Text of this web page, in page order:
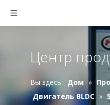
Центр
Вы здесь: Дом »
Двигатель BLDC »